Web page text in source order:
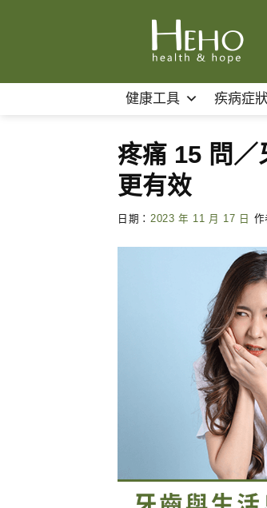
健康工具 疾病症
疼痛 15 問／
更有效
日期： 2023 年 11 月 17 日 作